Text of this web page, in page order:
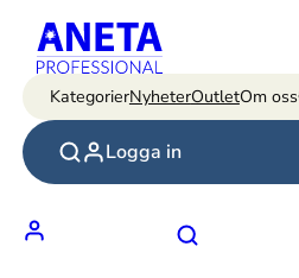
Hoppa
innehåll
KategorierNyheterOutletOm oss
Logga in